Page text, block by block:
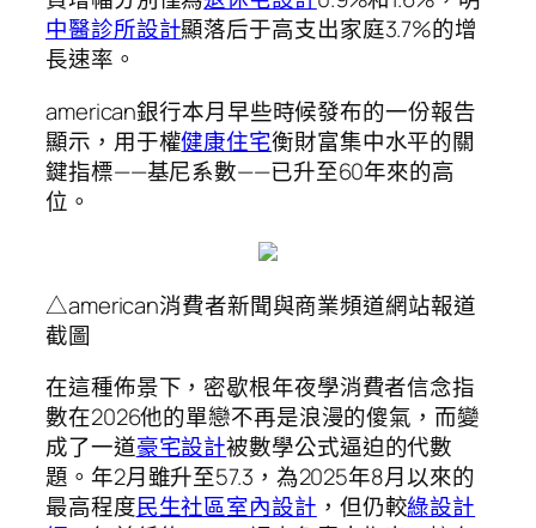
中醫診所設計顯落后于高支出家庭3.7%的增
長速率。
american銀行本月早些時候發布的一份報告
顯示，用于權健康住宅衡財富集中水平的關
鍵指標——基尼系數——已升至60年來的高
位。
△american消費者新聞與商業頻道網站報道
截圖
在這種佈景下，密歇根年夜學消費者信念指
數在2026他的單戀不再是浪漫的傻氣，而變
成了一道豪宅設計被數學公式逼迫的代數
題。年2月雖升至57.3，為2025年8月以來的
最高程度民生社區室內設計 ，但仍較綠設計